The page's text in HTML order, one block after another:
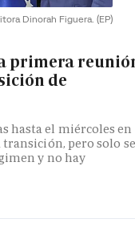
Dinorah Figuera. (EP)
primera
de
hasta el miércoles en
pero solo se
y no hay